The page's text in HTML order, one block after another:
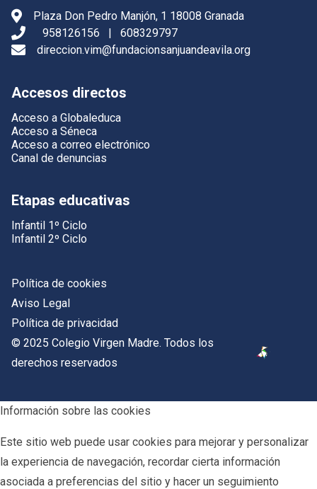
Plaza Don Pedro Manjón, 1 18008 Granada
958126156
|
608329797
direccion.vim@fundacionsanjuandeavila.org
Accesos directos
Acceso a Globaleduca
Acceso a Séneca
Acceso a correo electrónico
Canal de denuncias
Etapas educativas
Infantil 1º Ciclo
Infantil 2º Ciclo
Política de cookies
Aviso Legal
Política de privacidad
© 2025 Colegio Virgen Madre. Todos los
derechos reservados
Información sobre las cookies
Este sitio web puede usar cookies para mejorar y personalizar
la experiencia de navegación, recordar cierta información
asociada a preferencias del sitio y hacer un seguimiento